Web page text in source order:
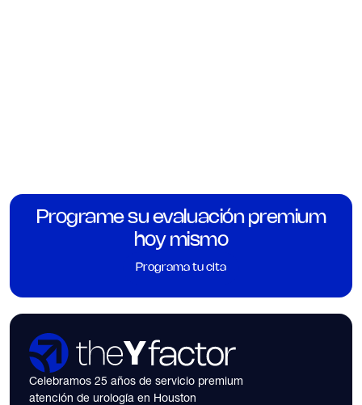
Programe su evaluación premium
hoy mismo
Programa tu cita
Celebramos 25 años de servicio premium
atención de urología en Houston